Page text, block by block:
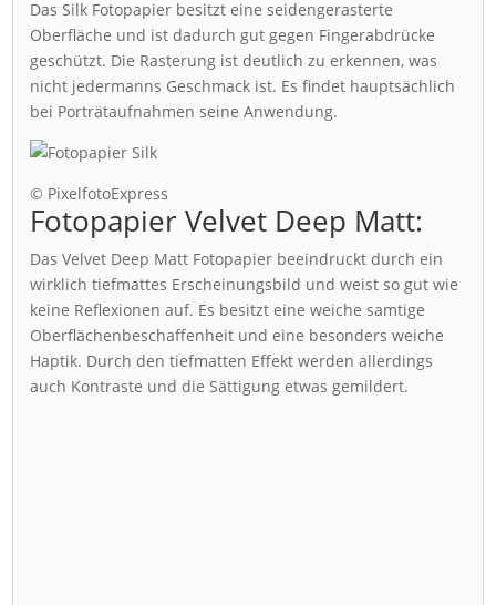
Das Silk Fotopapier besitzt eine seidengerasterte
Oberfläche und ist dadurch gut gegen Fingerabdrücke
geschützt. Die Rasterung ist deutlich zu erkennen, was
nicht jedermanns Geschmack ist. Es findet hauptsächlich
bei Porträtaufnahmen seine Anwendung.
© PixelfotoExpress
Fotopapier Velvet Deep Matt:
Das Velvet Deep Matt Fotopapier beeindruckt durch ein
wirklich tiefmattes Erscheinungsbild und weist so gut wie
keine Reflexionen auf. Es besitzt eine weiche samtige
Oberflächenbeschaffenheit und eine besonders weiche
Haptik. Durch den tiefmatten Effekt werden allerdings
auch Kontraste und die Sättigung etwas gemildert.